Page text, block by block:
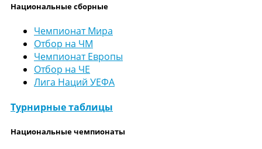
Национальные сборные
Чемпионат Мира
Отбор на ЧМ
Чемпионат Европы
Отбор на ЧЕ
Лига Наций УЕФА
Турнирные таблицы
Национальные чемпионаты